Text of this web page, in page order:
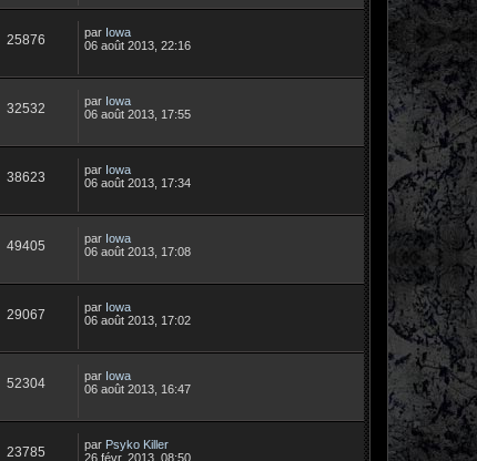
25876 par Iowa
06 août 2013, 22:16
32532 par Iowa
06 août 2013, 17:55
38623 par Iowa
06 août 2013, 17:34
49405 par Iowa
06 août 2013, 17:08
29067 par Iowa
06 août 2013, 17:02
52304 par Iowa
06 août 2013, 16:47
23785 par Psyko Killer
26 févr. 2013, 08:50